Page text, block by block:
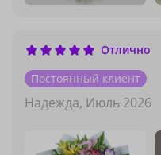
Отлично
Постоянный клиент
Надежда, Июль 2026